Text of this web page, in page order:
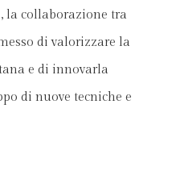
la collaborazione tra
di valorizzare la
e di innovarla
di nuove tecniche e